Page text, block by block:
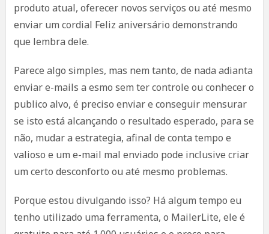
produto atual, oferecer novos serviços ou até mesmo
enviar um cordial Feliz aniversário demonstrando
que lembra dele.
Parece algo simples, mas nem tanto, de nada adianta
enviar e-mails a esmo sem ter controle ou conhecer o
publico alvo, é preciso enviar e conseguir mensurar
se isto está alcançando o resultado esperado, para se
não, mudar a estrategia, afinal de conta tempo e
valioso e um e-mail mal enviado pode inclusive criar
um certo desconforto ou até mesmo problemas.
Porque estou divulgando isso? Há algum tempo eu
tenho utilizado uma ferramenta, o MailerLite, ele é